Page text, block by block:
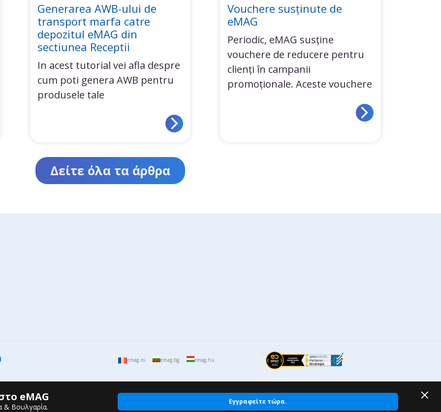
Generarea AWB-ului de
transport marfa catre
depozitul eMAG din
sectiunea Receptii
In acest tutorial vei afla despre
cum poti genera AWB pentru
produsele tale
Vouchere susținute de
eMAG
Periodic, eMAG susține
vouchere de reducere pentru
clienți în campanii
promoționale. Aceste vouchere
Δείτε όλα τα άρθρα
emag.ro emag.bg emag.hu
eMAG
& Βουλγαρία.
Εγγραφείτε τώρα.